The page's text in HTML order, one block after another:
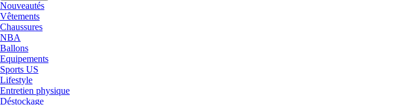
Nouveautés
Vêtements
Chaussures
NBA
Ballons
Equipements
Sports US
Lifestyle
Entretien physique
Déstockage